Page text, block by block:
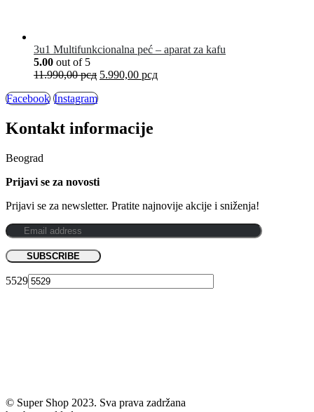
3u1 Multifunkcionalna peć – aparat za kafu
5.00 out of 5
11.990,00рсд 5.990,00 рсд
Facebook Instagram
Kontakt informacije
Beograd
Prijavi se za novosti
Prijavi se za newsletter. Pratite najnovije akcije i sniženja!
5529
© Super Shop 2023. Sva prava zadržana